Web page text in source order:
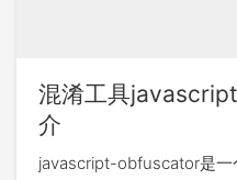
混淆工具
介
javascript-obfuscator是一